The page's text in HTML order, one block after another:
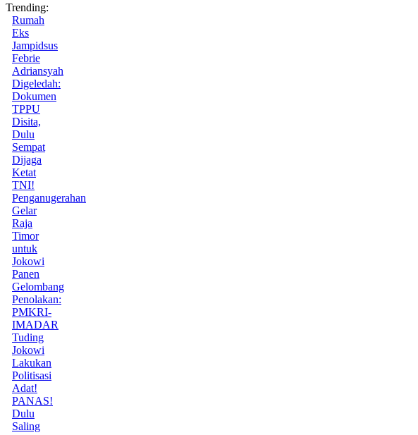
Trending:
Rumah
Eks
Jampidsus
Febrie
Adriansyah
Digeledah:
Dokumen
TPPU
Disita,
Dulu
Sempat
Dijaga
Ketat
TNI!
Penganugerahan
Gelar
Raja
Timor
untuk
Jokowi
Panen
Gelombang
Penolakan:
PMKRI-
IMADAR
Tuding
Jokowi
Lakukan
Politisasi
Adat!
PANAS!
Dulu
Saling